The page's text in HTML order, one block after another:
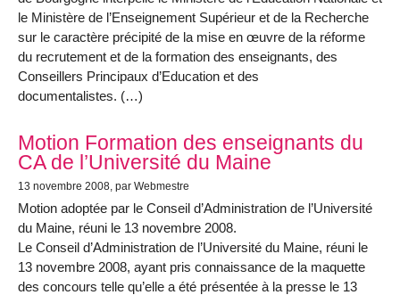
le Ministère de l’Enseignement Supérieur et de la Recherche
sur le caractère précipité de la mise en œuvre de la réforme
du recrutement et de la formation des enseignants, des
Conseillers Principaux d’Education et des
documentalistes. (…)
Motion Formation des enseignants du
CA de l’Université du Maine
13 novembre 2008, par Webmestre
Motion adoptée par le Conseil d’Administration de l’Université
du Maine, réuni le 13 novembre 2008.
Le Conseil d’Administration de l’Université du Maine, réuni le
13 novembre 2008, ayant pris connaissance de la maquette
des concours telle qu’elle a été présentée à la presse le 13